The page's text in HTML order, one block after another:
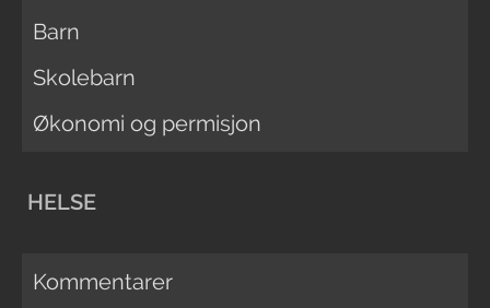
Barn
Skolebarn
Økonomi og permisjon
HELSE
Kommentarer